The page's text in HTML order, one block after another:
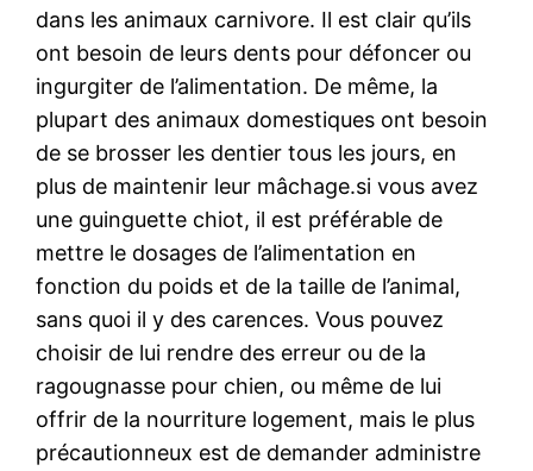
dans les animaux carnivore. Il est clair qu’ils
ont besoin de leurs dents pour défoncer ou
ingurgiter de l’alimentation. De même, la
plupart des animaux domestiques ont besoin
de se brosser les dentier tous les jours, en
plus de maintenir leur mâchage.si vous avez
une guinguette chiot, il est préférable de
mettre le dosages de l’alimentation en
fonction du poids et de la taille de l’animal,
sans quoi il y des carences. Vous pouvez
choisir de lui rendre des erreur ou de la
ragougnasse pour chien, ou même de lui
offrir de la nourriture logement, mais le plus
précautionneux est de demander administre